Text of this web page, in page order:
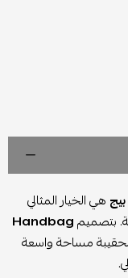
هي الخيار المثالي
بتصميمHandbag
مساحة واسعة